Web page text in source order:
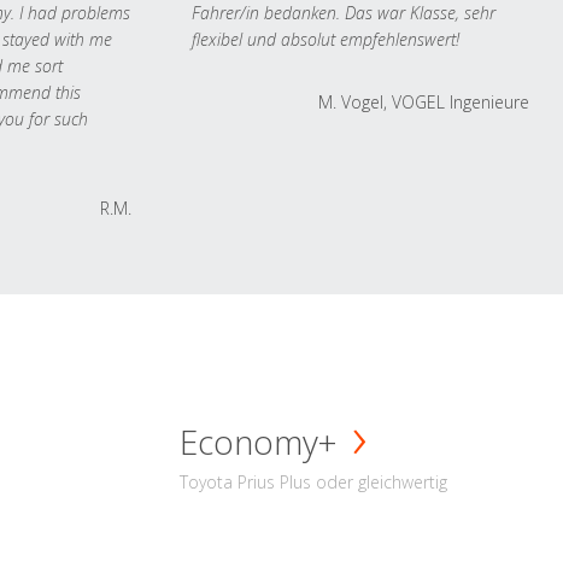
I had problems
with me
me sort
this
for such
R.M.
Fahrer/in bedanken. Das war Klasse, sehr
flexibel und absolut empfehlenswert!
M. Vogel, VOGEL Ingenieure
Economy+
Toyota Prius Plus oder gleichwertig